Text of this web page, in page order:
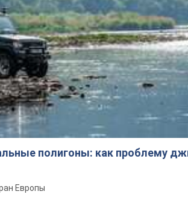
полигоны: как проблему
Европы